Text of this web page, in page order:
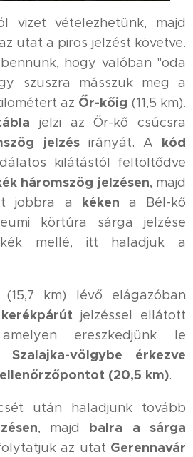
vizet vételezhetünk, majd
utat a piros jelzést követve.
hogy valóban "oda
szuszra másszuk meg a
az Őr-kőig (11,5 km).
jelzi az Őr-kő csúcsra
jelzésirányát. A kód
kilátástól feltöltődve
háromszög jelzésen, majd
jobbra a kéken a Bél-kő
körtúra sárga jelzése
mellé, itt haladjuk a
(15,7 km) lévő elágazóban
jelzéssel ellátott
ereszkedjünk le
Szalajka-völgybe érkezve
(20,5 km).
után haladjunk tovább
, majd balra a sárga
az utat Gerennavár